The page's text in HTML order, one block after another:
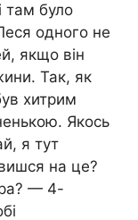
там було
одного не
якщо він
Так, як
хитрим
Якось
я тут
на це?
— 4-